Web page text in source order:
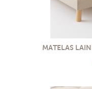
MATELAS